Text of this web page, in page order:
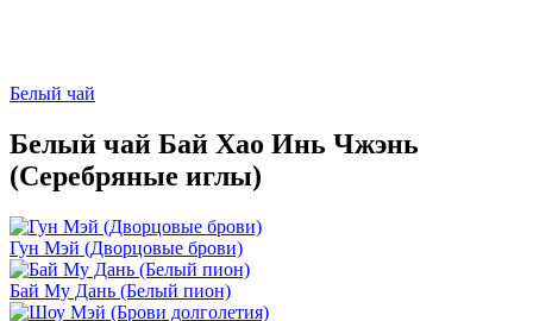
Белый чай
Белый чай Бай Хао Инь Чжэнь
(Серебряные иглы)
Гун Мэй (Дворцовые брови)
Бай Му Дань (Белый пион)